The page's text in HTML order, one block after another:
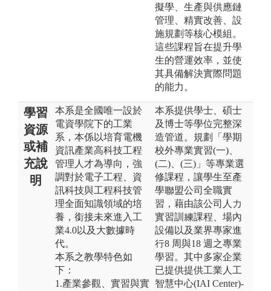
擬學、生產與供應鏈
管理、精實改善、設
施規劃等核心模組。
這些課程旨在提升學
生的營運效率，並使
其具備解決實際問題
的能力。
學習
資源
或補
充說
明
本系是全國唯一設於
電資學院下的工業
系，本係以培育電機
資訊產業高科技工程
管理人才為導向，強
調對於電子工程、資
訊科技與工程科技管
理全面知識領域的培
養，銜接未來進入工
業4.0以及大數據時
代。
本系之教學特色如
下：
1.產業參觀、實習與實
本系提供學士、碩士
及博士等學位完整深
造管道。規劃「學期
校外專業實習(一)、
(二)、(三)」等專業選
修課程，讓學生至產
學聯盟公司全職實
習，藉由該公司人力
實習訓練課程、場內
設備以及業界專家進
行8 周與18 週之專業
學習。其中多家企業
已提供提供工業人工
智慧中心(IAI Center)-